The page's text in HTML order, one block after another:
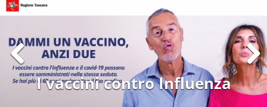
I vaccini contro Influenza
Previous Next